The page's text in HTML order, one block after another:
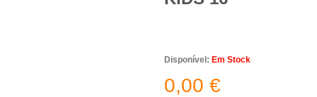
Disponível: Em Stock
0,00 €